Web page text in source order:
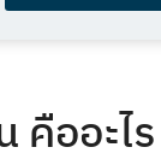
คืออะไร